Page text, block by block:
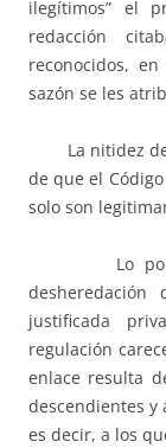
ilegítimos” el
redacción
reconocidos,
sazón se les
La nitidez del
de que el
solo son
Lo pone
justificada
regulación
enlace resulta
descendientes y
es decir, a los